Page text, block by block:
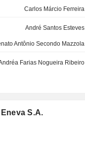
Carlos Márcio Ferreira
André Santos Esteves
Antônio Secondo Mazzola
Farias Nogueira Ribeiro
Fábio de Barros Pinheiro
S.A.